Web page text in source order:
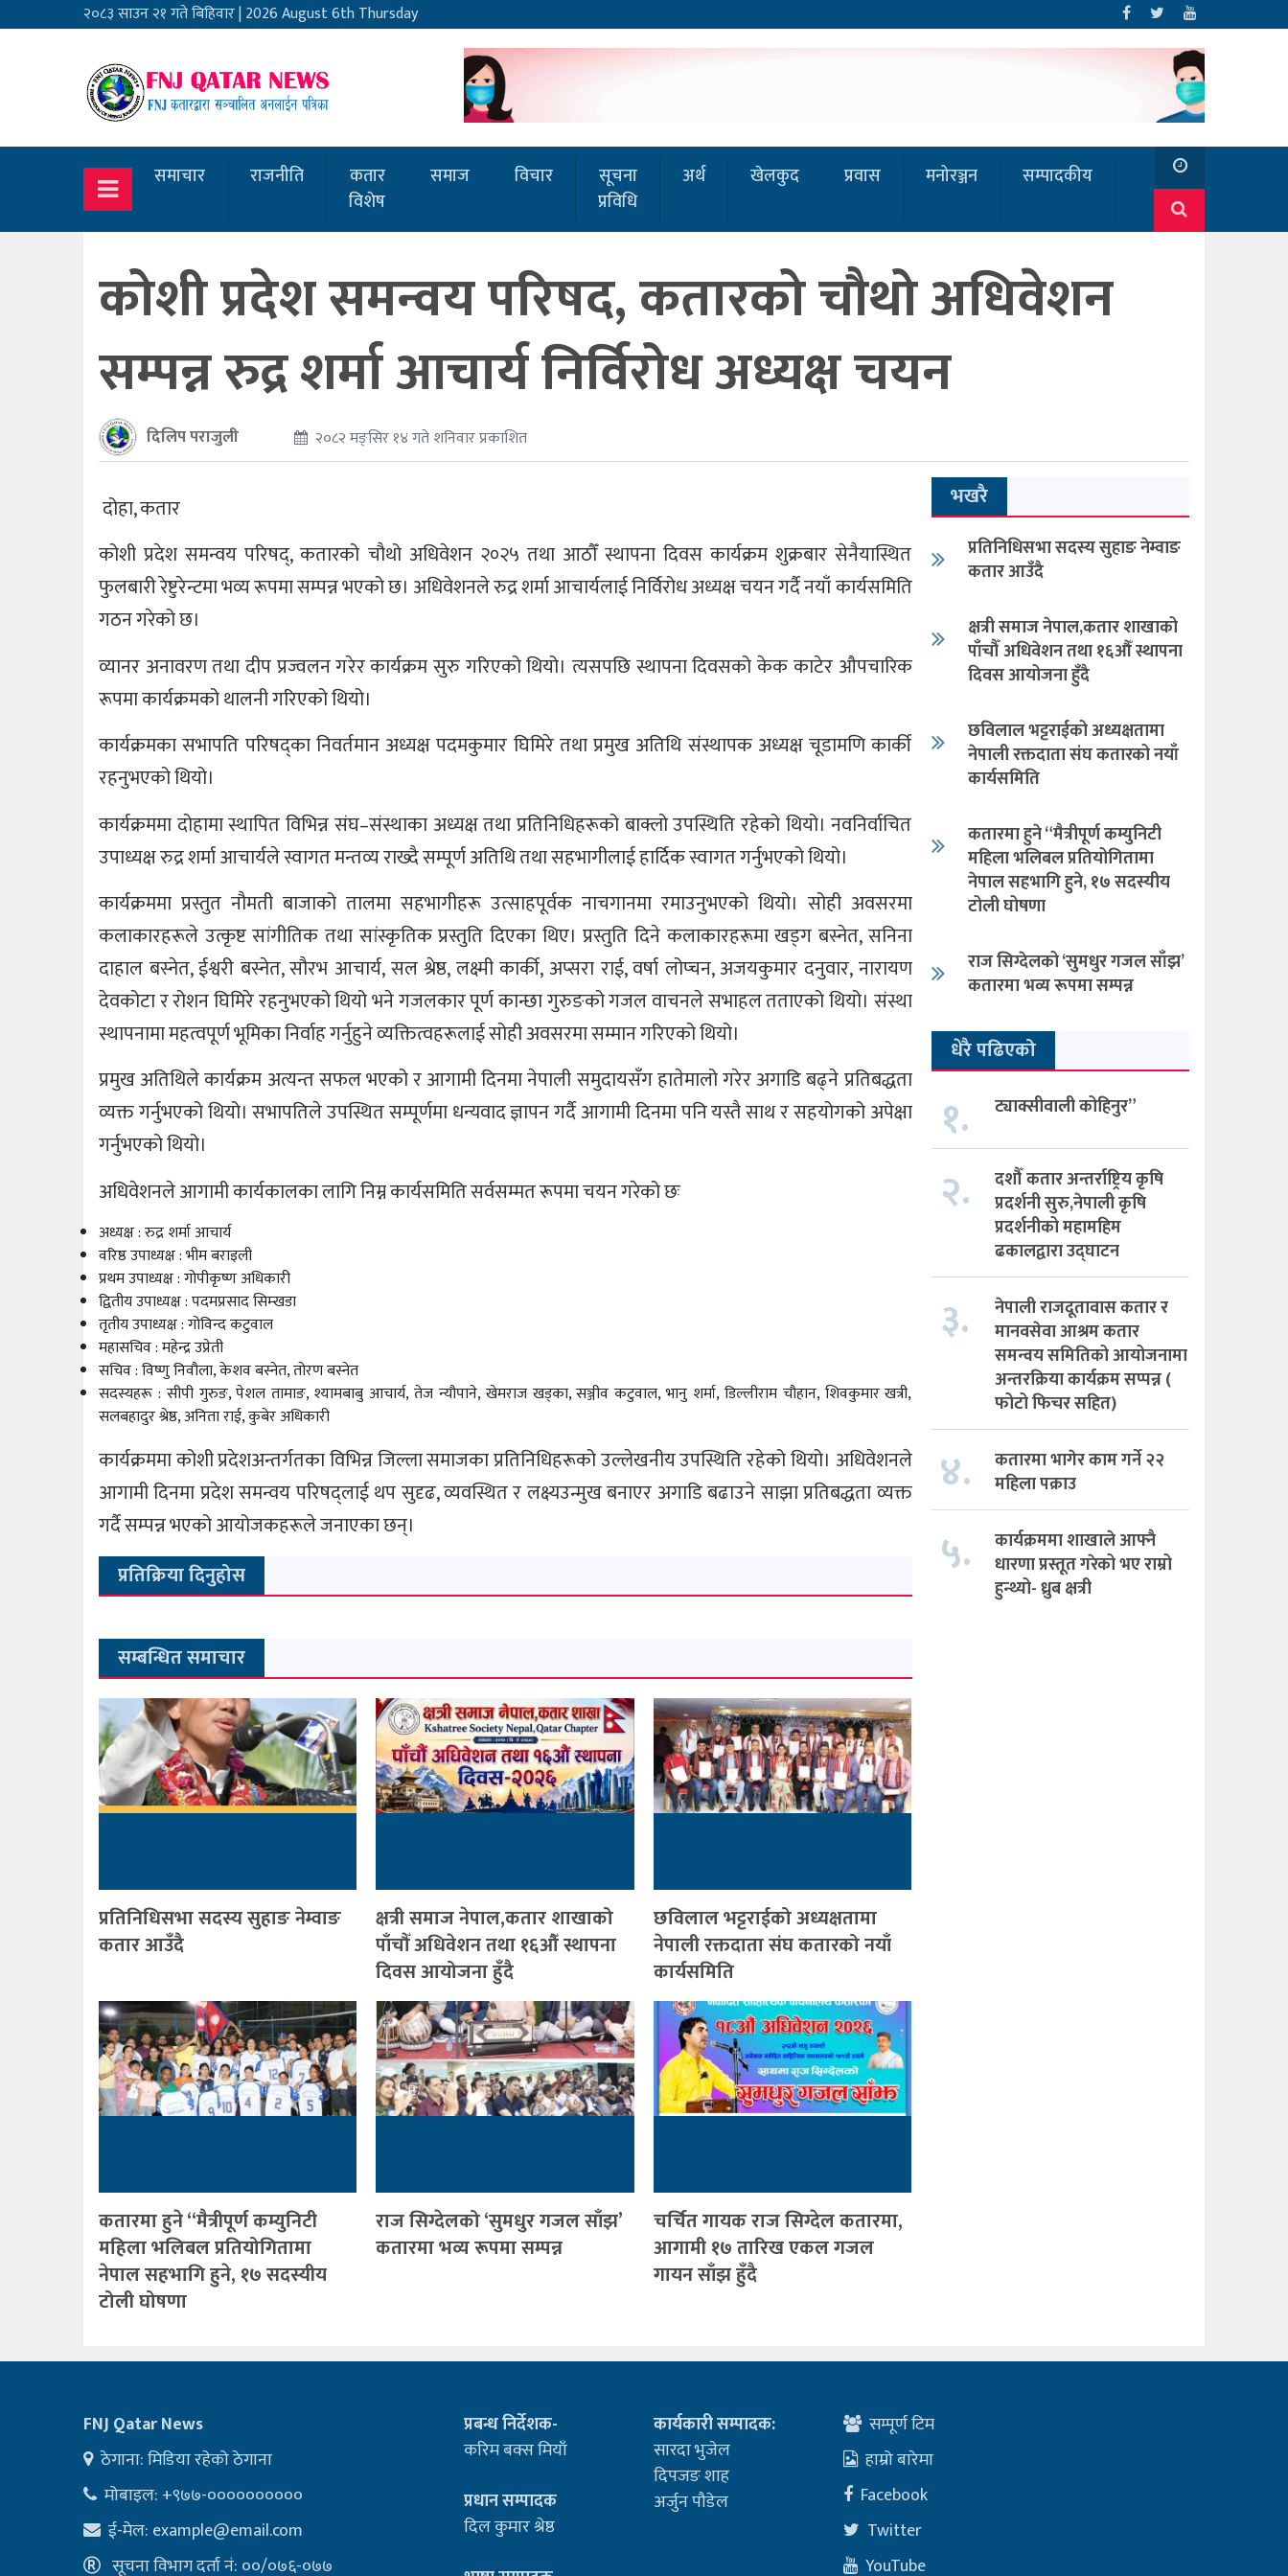
२०८३ साउन २१ गते बिहिवार|2026 August 6th Thursday
समाचार राजनीति
कतार
विशेष
समाज विचार
सूचना
प्रविधि
अर्थ खेलकुद प्रवास मनोरञ्जन सम्पादकीय
कोशी प्रदेश समन्वय परिषद, कतारको चौथो अधिवेशन
सम्पन्न रुद्र शर्मा आचार्य निर्विरोध अध्यक्ष चयन
दिलिप पराजुली २०८२ मङ्सिर १४ गते शनिवार प्रकाशित
दोहा, कतार
कोशी प्रदेश समन्वय परिषद्, कतारको चौथो अधिवेशन २०२५ तथा आठौँ स्थापना दिवस कार्यक्रम शुक्रबार सेनैयास्थित
फुलबारी रेष्टुरेन्टमा भव्य रूपमा सम्पन्न भएको छ। अधिवेशनले रुद्र शर्मा आचार्यलाई निर्विरोध अध्यक्ष चयन गर्दै नयाँ कार्यसमिति
गठन गरेको छ।
व्यानर अनावरण तथा दीप प्रज्वलन गरेर कार्यक्रम सुरु गरिएको थियो। त्यसपछि स्थापना दिवसको केक काटेर औपचारिक
रूपमा कार्यक्रमको थालनी गरिएको थियो।
कार्यक्रमका सभापति परिषद्का निवर्तमान अध्यक्ष पदमकुमार घिमिरे तथा प्रमुख अतिथि संस्थापक अध्यक्ष चूडामणि कार्की
रहनुभएको थियो।
कार्यक्रममा दोहामा स्थापित विभिन्न संघ–संस्थाका अध्यक्ष तथा प्रतिनिधिहरूको बाक्लो उपस्थिति रहेको थियो। नवनिर्वाचित
उपाध्यक्ष रुद्र शर्मा आचार्यले स्वागत मन्तव्य राख्दै सम्पूर्ण अतिथि तथा सहभागीलाई हार्दिक स्वागत गर्नुभएको थियो।
कार्यक्रममा प्रस्तुत नौमती बाजाको तालमा सहभागीहरू उत्साहपूर्वक नाचगानमा रमाउनुभएको थियो। सोही अवसरमा
कलाकारहरूले उत्कृष्ट सांगीतिक तथा सांस्कृतिक प्रस्तुति दिएका थिए। प्रस्तुति दिने कलाकारहरूमा खड्ग बस्नेत, सनिना
दाहाल बस्नेत, ईश्वरी बस्नेत, सौरभ आचार्य, सल श्रेष्ठ, लक्ष्मी कार्की, अप्सरा राई, वर्षा लोप्चन, अजयकुमार दनुवार, नारायण
देवकोटा र रोशन घिमिरे रहनुभएको थियो भने गजलकार पूर्ण कान्छा गुरुङको गजल वाचनले सभाहल तताएको थियो। संस्था
स्थापनामा महत्वपूर्ण भूमिका निर्वाह गर्नुहुने व्यक्तित्वहरूलाई सोही अवसरमा सम्मान गरिएको थियो।
प्रमुख अतिथिले कार्यक्रम अत्यन्त सफल भएको र आगामी दिनमा नेपाली समुदायसँग हातेमालो गरेर अगाडि बढ्ने प्रतिबद्धता
व्यक्त गर्नुभएको थियो। सभापतिले उपस्थित सम्पूर्णमा धन्यवाद ज्ञापन गर्दै आगामी दिनमा पनि यस्तै साथ र सहयोगको अपेक्षा
गर्नुभएको थियो।
अधिवेशनले आगामी कार्यकालका लागि निम्न कार्यसमिति सर्वसम्मत रूपमा चयन गरेको छः
अध्यक्ष : रुद्र शर्मा आचार्य
वरिष्ठ उपाध्यक्ष : भीम बराइली
प्रथम उपाध्यक्ष : गोपीकृष्ण अधिकारी
द्वितीय उपाध्यक्ष : पदमप्रसाद सिम्खडा
तृतीय उपाध्यक्ष : गोविन्द कटुवाल
महासचिव : महेन्द्र उप्रेती
सचिव : विष्णु निवौला, केशव बस्नेत, तोरण बस्नेत
सदस्यहरू : सीपी गुरुङ, पेशल तामाङ, श्यामबाबु आचार्य, तेज न्यौपाने, खेमराज खड्का, सञ्जीव कटुवाल, भानु शर्मा, डिल्लीराम चौहान, शिवकुमार खत्री,
सलबहादुर श्रेष्ठ, अनिता राई, कुबेर अधिकारी
कार्यक्रममा कोशी प्रदेशअन्तर्गतका विभिन्न जिल्ला समाजका प्रतिनिधिहरूको उल्लेखनीय उपस्थिति रहेको थियो। अधिवेशनले
आगामी दिनमा प्रदेश समन्वय परिषद्लाई थप सुदृढ, व्यवस्थित र लक्ष्यउन्मुख बनाएर अगाडि बढाउने साझा प्रतिबद्धता व्यक्त
गर्दै सम्पन्न भएको आयोजकहरूले जनाएका छन्।
प्रतिक्रिया दिनुहोस
सम्बन्धित समाचार
प्रतिनिधिसभा सदस्य सुहाङ नेम्वाङ
कतार आउँदै
क्षत्री समाज नेपाल,कतार शाखाको
पाँचौँ अधिवेशन तथा १६औँ स्थापना
दिवस आयोजना हुँदै
छविलाल भट्टराईको अध्यक्षतामा
नेपाली रक्तदाता संघ कतारको नयाँ
कार्यसमिति
कतारमा हुने “मैत्रीपूर्ण कम्युनिटी
महिला भलिबल प्रतियोगितामा
नेपाल सहभागि हुने, १७ सदस्यीय
टोली घोषणा
राज सिग्देलको ‘सुमधुर गजल साँझ’
कतारमा भव्य रूपमा सम्पन्न
चर्चित गायक राज सिग्देल कतारमा,
आगामी १७ तारिख एकल गजल
गायन साँझ हुँदै
भखरै
प्रतिनिधिसभा सदस्य सुहाङ नेम्वाङ
कतार आउँदै
क्षत्री समाज नेपाल,कतार शाखाको
पाँचौँ अधिवेशन तथा १६औँ स्थापना
दिवस आयोजना हुँदै
छविलाल भट्टराईको अध्यक्षतामा
नेपाली रक्तदाता संघ कतारको नयाँ
कार्यसमिति
कतारमा हुने “मैत्रीपूर्ण कम्युनिटी
महिला भलिबल प्रतियोगितामा
नेपाल सहभागि हुने, १७ सदस्यीय
टोली घोषणा
राज सिग्देलको ‘सुमधुर गजल साँझ’
कतारमा भव्य रूपमा सम्पन्न
धेरै पढिएको
१. ट्याक्सीवाली कोहिनुर”
२.
दशौँ कतार अन्तर्राष्ट्रिय कृषि
प्रदर्शनी सुरु,नेपाली कृषि
प्रदर्शनीको महामहिम
ढकालद्वारा उद्घाटन
३.
नेपाली राजदूतावास कतार र
मानवसेवा आश्रम कतार
समन्वय समितिको आयोजनामा
अन्तरक्रिया कार्यक्रम सप्पन्न (
फोटो फिचर सहित)
४.
कतारमा भागेर काम गर्ने २२
महिला पक्राउ
५.
कार्यक्रममा शाखाले आफ्नै
धारणा प्रस्तूत गरेको भए राम्रो
हुन्थ्यो- ध्रुब क्षत्री
FNJ Qatar News
ठेगाना: मिडिया रहेको ठेगाना
मोबाइल: +९७७-००००००००००
ई-मेल: example@email.com
सूचना विभाग दर्ता नं: ००/०७६-०७७
प्रबन्ध निर्देशक-
करिम बक्स मियाँ
प्रधान सम्पादक
दिल कुमार श्रेष्ठ
कार्यकारी सम्पादक:
सारदा भुजेल
दिपजङ शाह
अर्जुन पौडेल
सम्पूर्ण टिम
हाम्रो बारेमा
Facebook
Twitter
YouTube